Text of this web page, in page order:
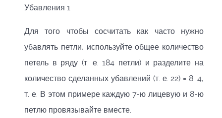
Убавления 1
Для того чтобы сосчитать как часто нужно
убавлять петли, используйте общее количество
петель в ряду (т. е. 184 петли) и разделите на
количество сделанных убавлений (т. е. 22) = 8. 4,
т. е. В этом примере каждую 7-ю лицевую и 8-ю
петлю провязывайте вместе.